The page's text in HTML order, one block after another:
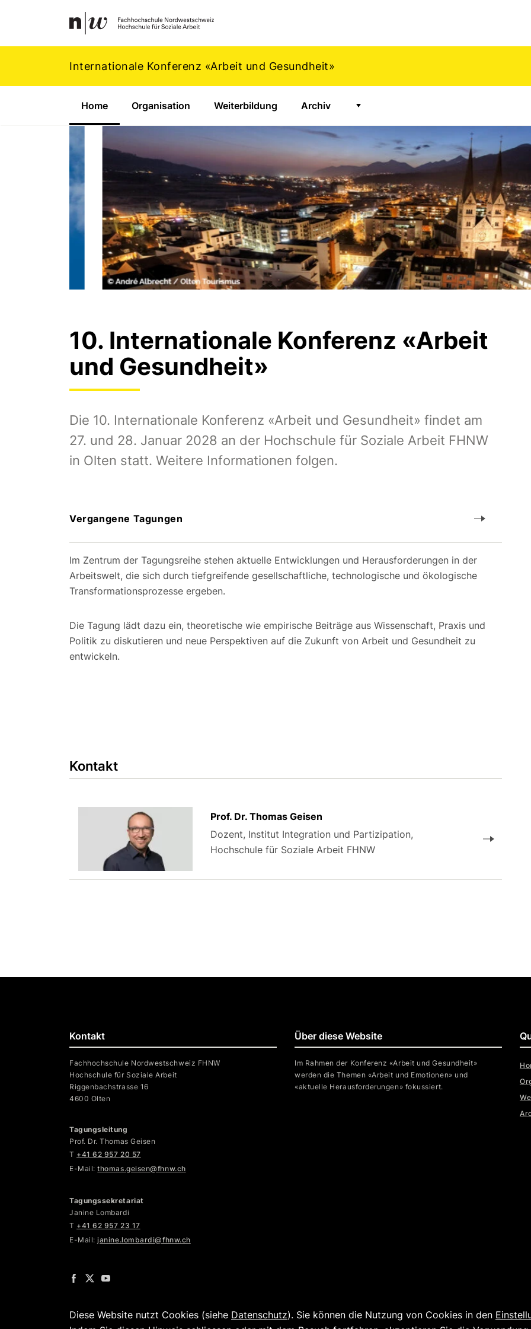
Navigation
Internationale Konferenz «Arbeit und Gesundheit»
Home (Aktiv)Organisation Weiterbildung Archiv
10. Internationale Konferenz «Arbeit
und Gesundheit»
Die 10. Internationale Konferenz «Arbeit und Gesundheit» findet am
27. und 28. Januar 2028 an der Hochschule für Soziale Arbeit FHNW
in Olten statt. Weitere Informationen folgen.
Vergangene Tagungen
Im Zentrum der Tagungsreihe stehen aktuelle Entwicklungen und Herausforderungen in der
Arbeitswelt, die sich durch tiefgreifende gesellschaftliche, technologische und ökologische
Transformationsprozesse ergeben.
Die Tagung lädt dazu ein, theoretische wie empirische Beiträge aus Wissenschaft, Praxis und
Politik zu diskutieren und neue Perspektiven auf die Zukunft von Arbeit und Gesundheit zu
entwickeln.
Kontakt
Prof. Dr. Thomas Geisen
Dozent, Institut Integration und Partizipation,
Hochschule für Soziale Arbeit FHNW
Footer
Kontakt
Fachhochschule Nordwestschweiz FHNW
Hochschule für Soziale Arbeit
Riggenbachstrasse 16
4600 Olten
Tagungsleitung
Prof. Dr. Thomas Geisen
T +41 62 957 20 57
E-Mail:thomas.geisen@fhnw.ch
Tagungssekretariat
Janine Lombardi
T +41 62 957 23 17
E-Mail:janine.lombardi@fhnw.ch
Über diese Website
Im Rahmen der Konferenz «Arbeit und Gesundheit»
werden die Themen «Arbeit und Emotionen» und
«aktuelle Herausforderungen» fokussiert.
Diese Website nutzt Cookies (siehe Datenschutz). Sie können die Nutzung von Cookies in den